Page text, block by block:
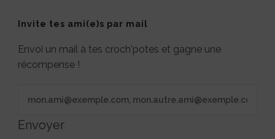
Invite tes ami(e)s par mail
Envoi un mail à tes croch'potes et gagne une
récompense !
Envoyer